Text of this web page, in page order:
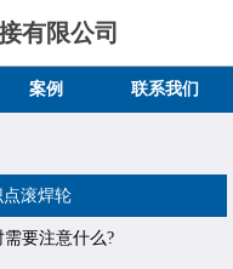
有限公司
案例 联系我们
点滚焊轮
要注意什么?